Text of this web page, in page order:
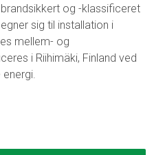
og -klassificeret
sig til installation i
mellem- og
i Riihimäki, Finland ved